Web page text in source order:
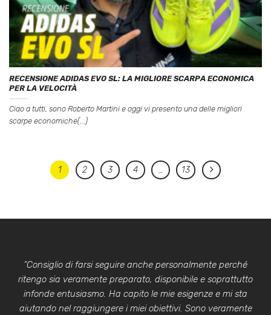
RECENSIONE ADIDAS EVO SL: LA MIGLIORE SCARPA ECONOMICA
PER LA VELOCITÀ
Ciao a tutti, sono Roberto Martini e oggi vi presento una delle migliori
scarpe economiche(...)
1 2 3 4 … 13
“Consiglio di farsi seguire anche personalmente perché
ritengo sia veramente preparato, disponibile e soprattutto
infonde entusiasmo. Ha capito le mie esigenze e mi sta
aiutando nel raggiungere i miei obiettivi. Sono veramente